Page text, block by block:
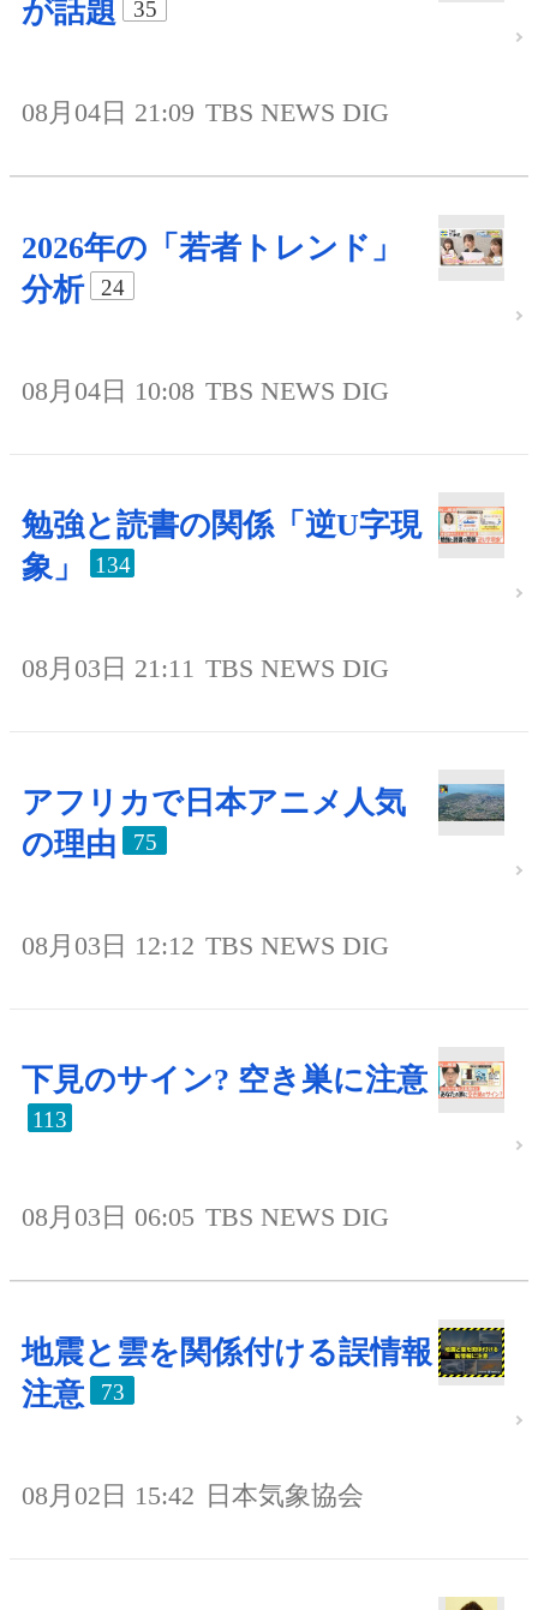
が話題
35
08月04日 21:09 TBS NEWS DIG
2026年の「若者トレンド」
分析
24
08月04日 10:08 TBS NEWS DIG
勉強と読書の関係「逆U字現
象」
134
08月03日 21:11 TBS NEWS DIG
アフリカで日本アニメ人気
の理由
75
08月03日 12:12 TBS NEWS DIG
下見のサイン? 空き巣に注意
113
08月03日 06:05 TBS NEWS DIG
地震と雲を関係付ける誤情報
注意
73
08月02日 15:42 日本気象協会